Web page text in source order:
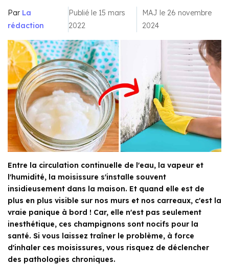
Par La
rédaction
Publié le 15 mars
2022
MAJ le 26 novembre
2024
Entre la circulation continuelle de l'eau, la vapeur et
l'humidité, la moisissure s'installe souvent
insidieusement dans la maison. Et quand elle est de
plus en plus visible sur nos murs et nos carreaux, c'est la
vraie panique à bord ! Car, elle n'est pas seulement
inesthétique, ces champignons sont nocifs pour la
santé. Si vous laissez traîner le problème, à force
d'inhaler ces moisissures, vous risquez de déclencher
des pathologies chroniques.